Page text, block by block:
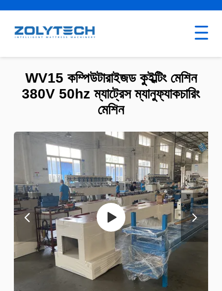
WV15 কম্পিউটারাইজড কুইল্টিং মেশিন
380V 50hz ম্যাট্রেস ম্যানুফ্যাকচারিং
মেশিন